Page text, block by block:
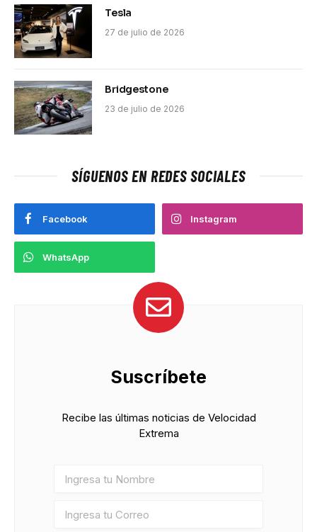
Tesla
27 de julio de 2026
Bridgestone
23 de julio de 2026
SÍGUENOS EN REDES SOCIALES
Facebook Instagram
WhatsApp
Suscríbete
Recibe las últimas noticias de Velocidad
Extrema